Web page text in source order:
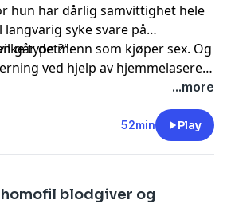
hun har dårlig samvittighet hele
syke svare på
går det?".
type menn som kjøper sex. Og
ved hjelp av hjemmelasere.
...more
52min Play
blodgiver og